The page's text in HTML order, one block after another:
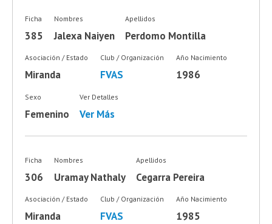
Ficha
385
Nombres
Jalexa Naiyen
Apellidos
Perdomo Montilla
Asociación / Estado
Miranda
Club / Organización
FVAS
Año Nacimiento
1986
Sexo
Femenino
Ver Detalles
Ver Más
Ficha
306
Nombres
Uramay Nathaly
Apellidos
Cegarra Pereira
Asociación / Estado
Miranda
Club / Organización
FVAS
Año Nacimiento
1985